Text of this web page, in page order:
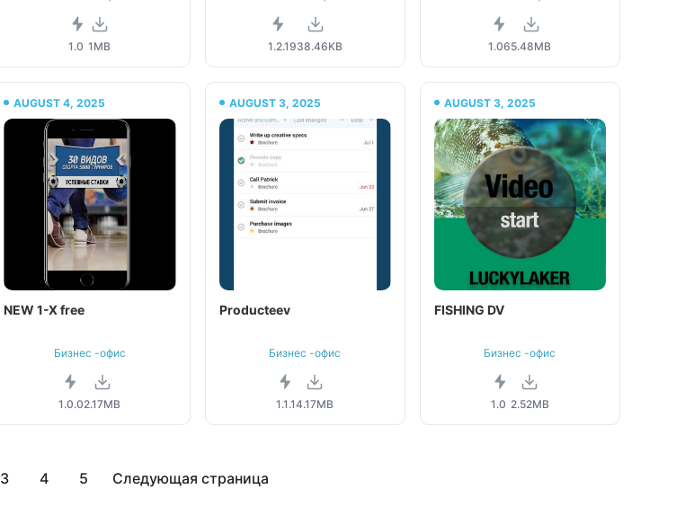
1.0 1MB 1.2.1938.46KB 1.065.48MB
AUGUST 4, 2025
NEW 1-X free
Бизнес -офис
1.0.02.17MB
AUGUST 3, 2025
Producteev
Бизнес -офис
1.1.14.17MB
AUGUST 3, 2025
FISHING DV
Бизнес -офис
1.0 2.52MB
3 4 5 Следующая страница